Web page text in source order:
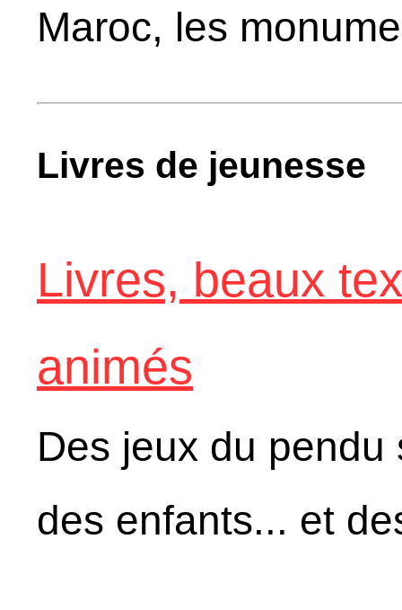
Maroc, les
Livres de jeunesse
Livres, beaux
animés
Des jeux du
des enfants... et